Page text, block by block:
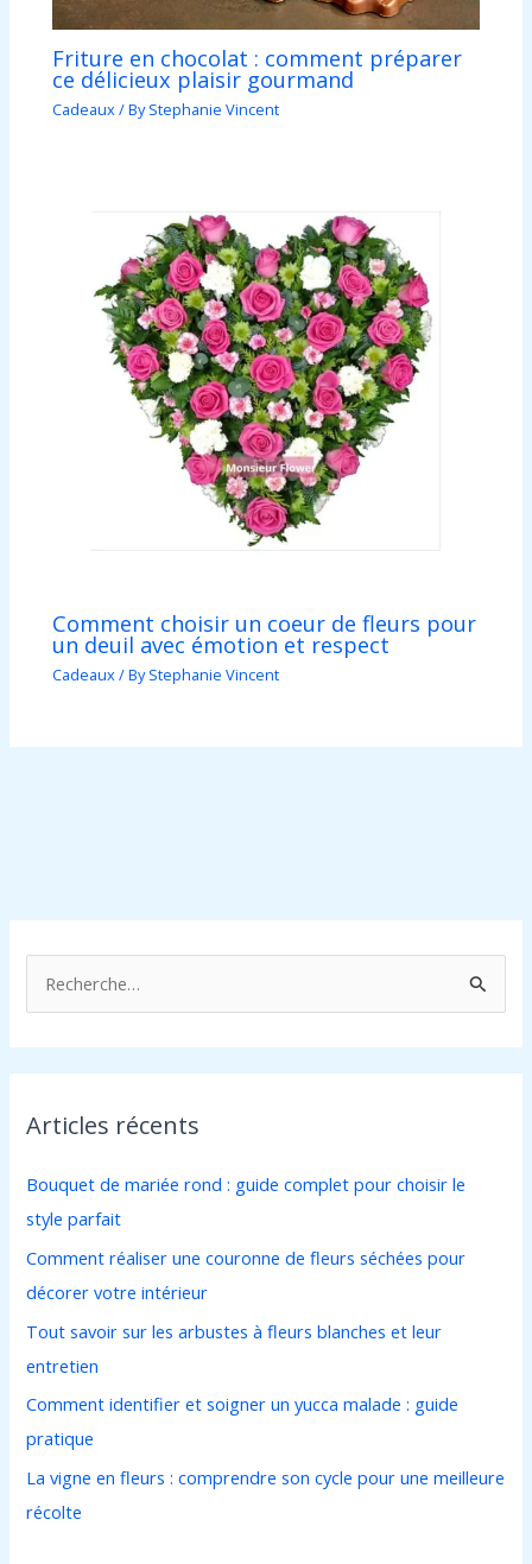
Friture en chocolat : comment préparer
ce délicieux plaisir gourmand
Cadeaux/ ByStephanie Vincent
Comment choisir un coeur de fleurs pour
un deuil avec émotion et respect
Cadeaux/ ByStephanie Vincent
e
c
h
e
r
:
Articles récents
Bouquet de mariée rond : guide complet pour choisir le
style parfait
Comment réaliser une couronne de fleurs séchées pour
décorer votre intérieur
Tout savoir sur les arbustes à fleurs blanches et leur
entretien
Comment identifier et soigner un yucca malade : guide
pratique
La vigne en fleurs : comprendre son cycle pour une meilleure
récolte